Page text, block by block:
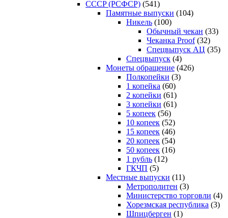
CCCP (РСФСР) (541)
Памятные выпуски (104)
Никель (100)
Обычный чекан (33)
Чеканка Proof(32)
Спецвыпуск АЦ (35)
Спецвыпуск (4)
Монеты обращение (426)
Полкопейки (3)
1 копейка (60)
2 копейки (61)
3 копейки (61)
5 копеек (56)
10 копеек (52)
15 копеек (46)
20 копеек (54)
50 копеек (16)
1 рубль (12)
ГКЧП (5)
Местные выпуски (11)
Метрополитен (3)
Министерство торговли (4)
Хорезмская республика (3)
Шпицберген (1)